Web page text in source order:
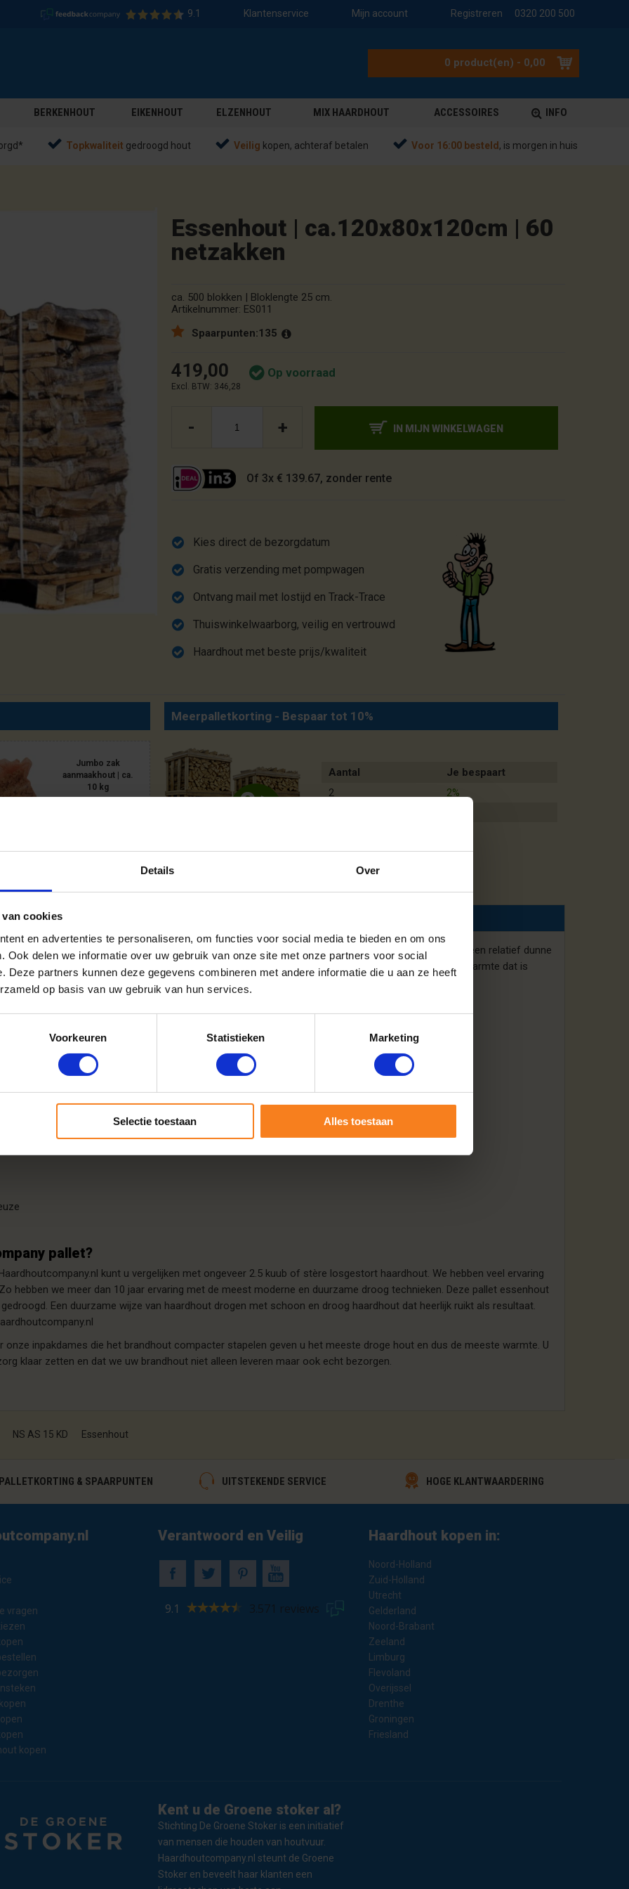
Details Over
cookies
en advertenties te personaliseren, om functies voor social media te bieden en om ons
Ook delen we informatie over uw gebruik van onze site met onze partners voor social
Deze partners kunnen deze gegevens combineren met andere informatie die u aan ze heeft
op basis van uw gebruik van hun services.
Voorkeuren Statistieken Marketing
Selectie toestaan Alles toestaan
9.1 Klantenservice Mijn account Registreren 0320 200 500
0 product(en) - 0,00
BERKENHOUT EIKENHOUT ELZENHOUT MIX HAARDHOUT ACCESSOIRES INFO
Topkwaliteit gedroogd hout Veilig kopen, achteraf betalen Voor 16:00 besteld , is morgen in huis
Essenhout | ca.120x80x120cm | 60
netzakken
ca. 500 blokken | Bloklengte 25 cm.
Artikelnummer: ES011
Spaarpunten:135
419,00 Op voorraad
Excl. BTW: 346,28
- + IN MIJN WINKELWAGEN
Of 3x € 139.67, zonder rente
Kies direct de bezorgdatum
Gratis verzending met pompwagen
Ontvang mail met lostijd en Track-Trace
Thuiswinkelwaarborg, veilig en vertrouwd
Haardhout met beste prijs/kwaliteit
Jumbo zak
aanmaakhout | ca.
10 kg
Meerpalletkorting - Bespaar tot 10%
Aantal
Je bespaart
2
2%
die traag brandt. Zeer geschikt voor de grotere haarden en kachels. Essenhout heeft net als beuk een relatief dunne
bijzonder geschikt is als brandstof voor uw houtkachel of inzethaard. Veel energie en gelijkmatige warmte dat is
essenhout kopen?
pallet?
kunt u vergelijken met ongeveer 2.5 kuub of stère losgestort haardhout. We hebben veel ervaring
hebben we meer dan 10 jaar ervaring met de meest moderne en duurzame droog technieken. Deze pallet essenhout
Een duurzame wijze van haardhout drogen met schoon en droog haardhout dat heerlijk ruikt als resultaat.
inpakdames die het brandhout compacter stapelen geven u het meeste droge hout en dus de meeste warmte. U
klaar zetten en dat we uw brandhout niet alleen leveren maar ook echt bezorgen.
NS AS 15 KD Essenhout
& SPAARPUNTEN UITSTEKENDE SERVICE HOGE KLANTWAARDERING
vragen
kopen
Verantwoord en Veilig
9.1 3.571 reviews
Haardhout kopen in:
Noord-Holland
Zuid-Holland
Utrecht
Gelderland
Noord-Brabant
Zeeland
Limburg
Flevoland
Overijssel
Drenthe
Groningen
Friesland
Kent u de Groene stoker al?
Stichting De Groene Stoker is een initiatief
van mensen die houden van houtvuur.
Haardhoutcompany.nl steunt de Groene
Stoker en beveelt haar klanten een